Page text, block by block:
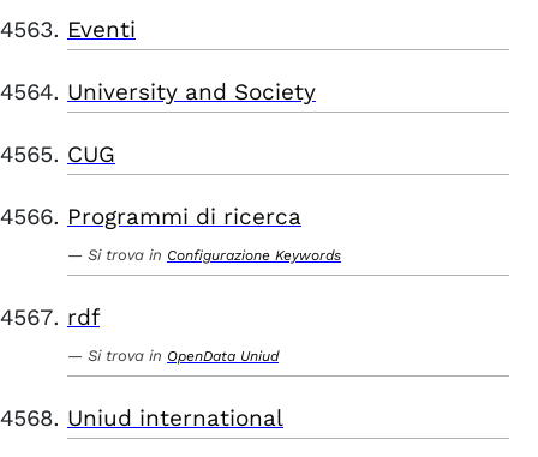
Eventi
University and Society
CUG
Programmi di ricerca
Si trova in Configurazione Keywords
rdf
Si trova in OpenData Uniud
Uniud international